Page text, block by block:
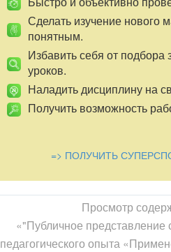
Сделать изучение нового
понятным.
Избавить себя от подбора
уроков.
Наладить дисциплину на
Получить возможность
=> ПОЛУЧИТЬ
Просмотр
«"Публичное представление
педагогического опыта